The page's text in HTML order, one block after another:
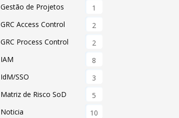
Gestão de Projetos
1
GRC Access Control
2
GRC Process Control
2
IAM
8
IdM/SSO
3
Matriz de Risco SoD
5
Noticia
10